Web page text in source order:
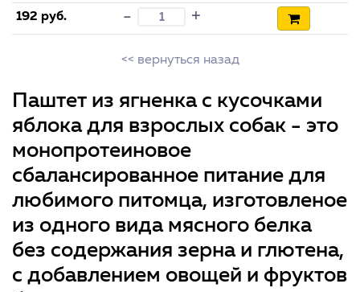
192 руб. - +
<< вернуться назад
Паштет из ягненка с кусочками
яблока для взрослых собак - это
монопротеиновое
сбалансированное питание для
любимого питомца, изготовленое
из одного вида мясного белка
без содержания зерна и глютена,
с добавлением овощей и фруктов